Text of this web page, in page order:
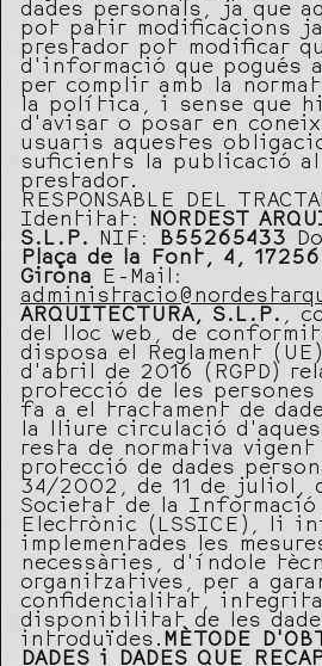
dades personals, ja que
pot patir modificacions ja
prestador pot modificar
d’informació que pogués
per complir amb la
la política, i sense que
d’avisar o posar en
usuaris aquestes
suficients la publicació al
prestador.
RESPONSABLE DEL
Identitat:
NORDEST
S.L.P.
NIF: B55265433
Plaça de la Font, 4,
Girona E-Mail:
ARQUITECTURA, S.L.P. ,
del lloc web, de
disposa el Reglament
d’abril de 2016 (RGPD)
protecció de les
fa a el tractament de
la lliure circulació
resta de normativa vigent
protecció de dades
34/2002, de 11 de juliol,
Societat de la Informació
Electrònic (LSSICE), li
implementades les
necessàries, d’índole
organitzatives, per a
confidencialitat,
disponibilitat de les
introduïdes. MÈTODE
DADES i DADES QUE